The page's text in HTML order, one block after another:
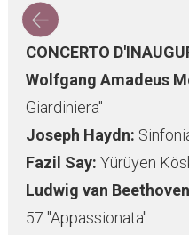
CONCERTO
Wolfgang Amadeus
Giardiniera"
Joseph Haydn:
Fazil Say: Yürüyen
Ludwig van
57 "Appassionata"